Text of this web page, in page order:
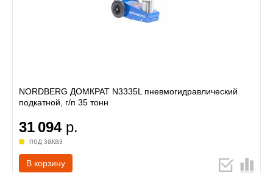
NORDBERG ДОМКРАТ N3335L пневмогидравлический
подкатной, г/п 35 тонн
31 094р.
под заказ
В корзину